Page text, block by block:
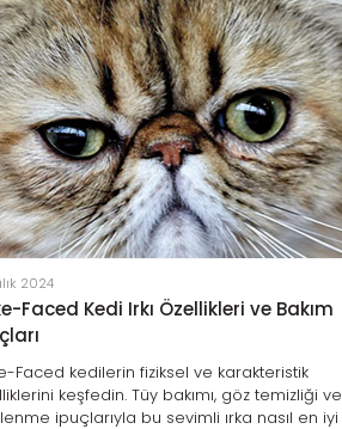
2024
Faced Kedi Irkı Özellikleri ve Bakım
Faced kedilerin fiziksel ve karakteristik
keşfedin. Tüy bakımı, göz temizliği ve
ipuçlarıyla bu sevimli ırka nasıl en iyi